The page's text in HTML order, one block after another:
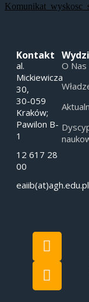
Kontakt
al.
Mickiewicza
30,
30-059
Kraków;
Pawilon B-
1
12 617 28
00
eaiib(at)agh.edu.pl
O Nas